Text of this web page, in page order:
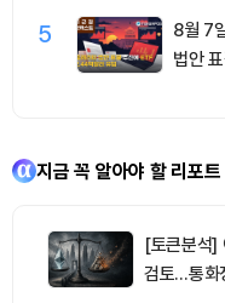
5
8월 7
법안
지금 꼭 알아야 할 리포트
[토큰분석]
검토…통화